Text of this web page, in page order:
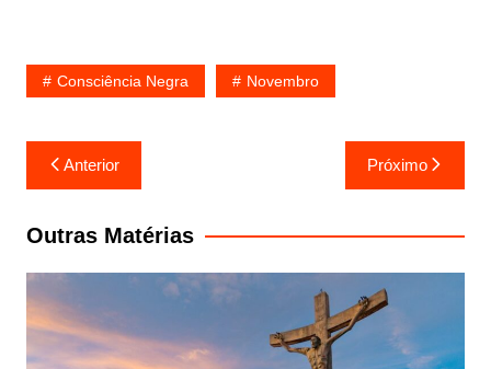
Consciência Negra Novembro
Navegação
de
Post
Anterior Próximo
Outras Matérias